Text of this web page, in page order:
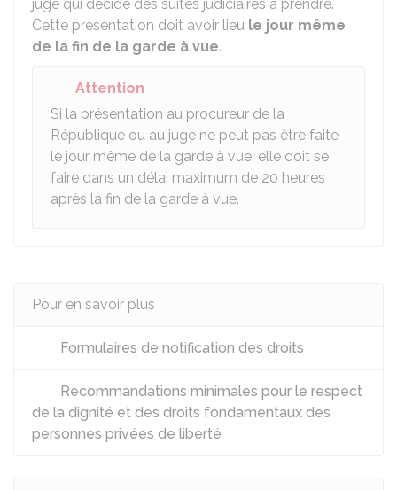
juge qui décide des suites judiciaires à prendre.
Cette présentation doit avoir lieu le jour même
de la fin de la garde à vue.
Attention
Si la présentation au procureur de la
République ou au juge ne peut pas être faite
le jour même de la garde à vue, elle doit se
faire dans un délai maximum de 20 heures
après la fin de la garde à vue.
Pour en savoir plus
Formulaires de notification des droits
Recommandations minimales pour le respect
de la dignité et des droits fondamentaux des
personnes privées de liberté